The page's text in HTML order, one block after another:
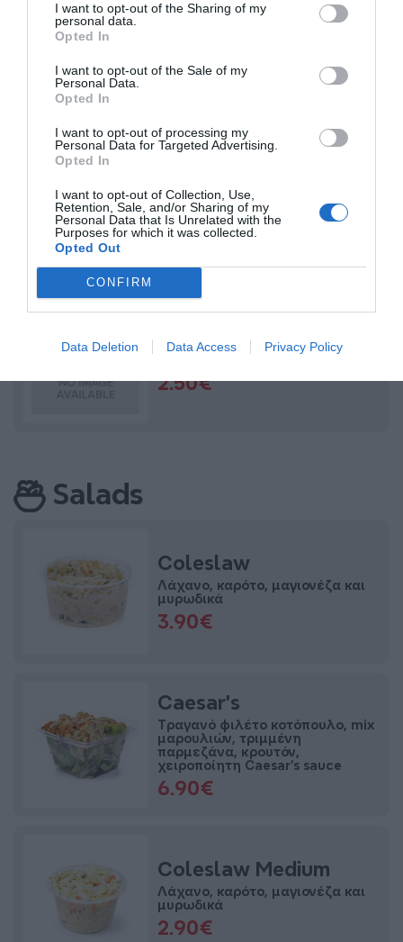
I want to opt-out of the Sharing of my
personal data.
Opted In
I want to opt-out of the Sale of my
Personal Data.
Opted In
I want to opt-out of processing my
Personal Data for Targeted Advertising.
Opted In
I want to opt-out of Collection, Use,
Retention, Sale, and/or Sharing of my
Personal Data that Is Unrelated with the
Purposes for which it was collected.
Opted Out
CONFIRM
Data Deletion Data Access Privacy Policy
Mega Sweet Chilli
200ml
Mega Whiskey Sauce
200ml
2.50€
Mega Runch Sauce
2.50€
Salads
Coleslaw
Λάχανο, καρότο, μαγιονέζα και
μυρωδικά
3.90€
Caesar’s
Τραγανό φιλέτο κοτόπουλο, mix
μαρουλιών, τριμμένη
παρμεζάνα, κρουτόν,
χειροποίητη Caesar’s sauce
6.90€
Coleslaw Medium
Λάχανο, καρότο, μαγιονέζα και
μυρωδικά
2.90€